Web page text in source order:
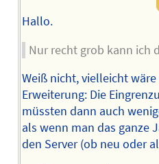
Hallo.
Nur recht grob kann ich
Weiß nicht, vielleicht
Erweiterung: Die
müssten dann auch
als wenn man das ganze
den Server (ob neu oder